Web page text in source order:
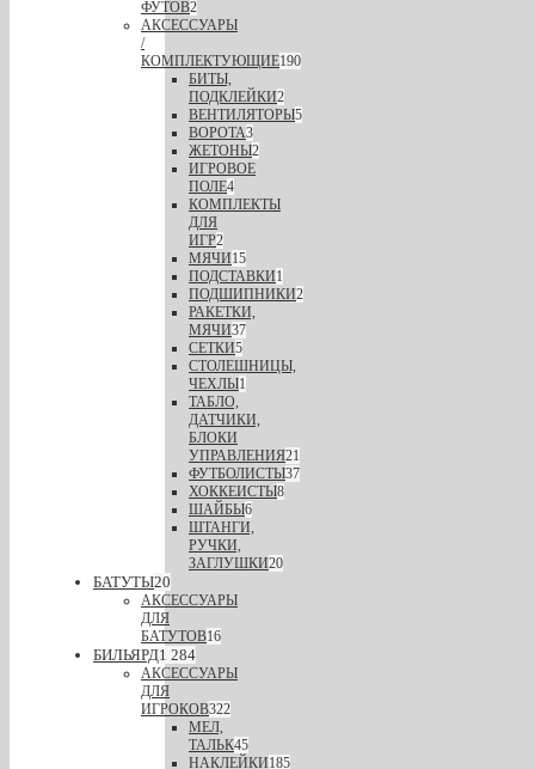
ФУТОВ2
АКСЕССУАРЫ
/
КОМПЛЕКТУЮЩИЕ190
БИТЫ,
ПОДКЛЕЙКИ2
ВЕНТИЛЯТОРЫ5
ВОРОТА3
ЖЕТОНЫ2
ИГРОВОЕ
ПОЛЕ4
КОМПЛЕКТЫ
ДЛЯ
ИГР2
МЯЧИ15
ПОДСТАВКИ1
ПОДШИПНИКИ2
РАКЕТКИ,
МЯЧИ37
СЕТКИ5
СТОЛЕШНИЦЫ,
ЧЕХЛЫ1
ТАБЛО,
ДАТЧИКИ,
БЛОКИ
УПРАВЛЕНИЯ21
ФУТБОЛИСТЫ37
ХОККЕИСТЫ8
ШАЙБЫ6
ШТАНГИ,
РУЧКИ,
ЗАГЛУШКИ20
БАТУТЫ20
АКСЕССУАРЫ
ДЛЯ
БАТУТОВ16
БИЛЬЯРД1 284
АКСЕССУАРЫ
ДЛЯ
ИГРОКОВ322
МЕЛ,
ТАЛЬК45
НАКЛЕЙКИ185